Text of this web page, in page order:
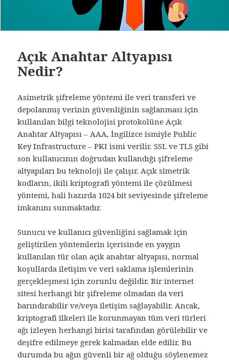
Açık Anahtar Altyapısı
Nedir?
Asimetrik şifreleme yöntemi ile veri transferi ve
depolanmış verinin güvenliğinin sağlanması için
kullanılan bilgi teknolojisi protokolüne Açık
Anahtar Altyapısı – AAA, İngilizce ismiyle Public
Key Infrastructure – PKI ismi verilir. SSL ve TLS gibi
son kullanıcının doğrudan kullandığı şifreleme
altyapıları bu teknoloji ile çalışır. Açık simetrik
kodların, ikili kriptografi yöntemi ile çözülmesi
yöntemi, hali hazırda 1024 bit seviyesinde şifreleme
imkanını sunmaktadır.
Sunucu ve kullanıcı güvenliğini sağlamak için
geliştirilen yöntemlerin içerisinde en yaygın
kullanılan tür olan açık anahtar altyapısı, normal
koşullarda iletişim ve veri saklama işlemlerinin
gerçekleşmesi için zorunlu değildir. Bir internet
sitesi herhangi bir şifreleme olmadan da veri
barındırabilir ve/veya iletişim sağlayabilir. Ancak,
kriptografi ilkeleri ile korunmayan tüm veri türleri
ağı izleyen herhangi birisi tarafından görülebilir ve
deşifre edilmeye gerek kalmadan elde edilir. Bu
durumda bu ağın güvenli bir ağ olduğu söylenemez